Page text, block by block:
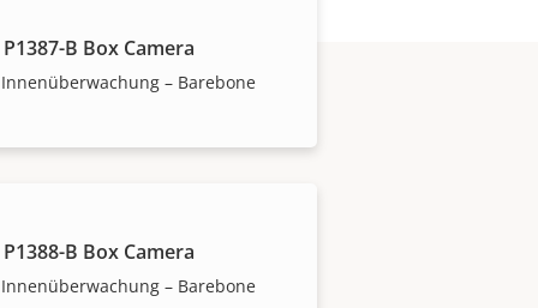
gängigen
P1387-B Box Camera
Innenüberwachung – Barebone
P1388-B Box Camera
– Barebone